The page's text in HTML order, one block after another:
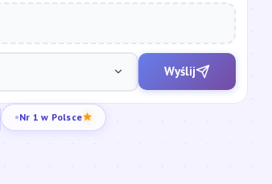
Wyślij
Nr 1 w Polsce